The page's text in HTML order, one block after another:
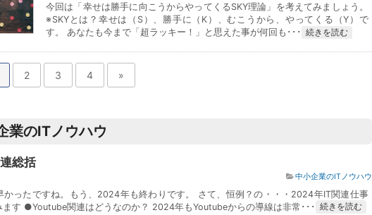
今回は「幸せは勝手に向こうからやってくるSKY理論」を考えてみましょう。
※SKYとは？幸せは（S）、勝手に（K）、むこうから、やってくる（Y）で
す。 あなたも今まで「超ラッキー！」と思えた事が何回も･･･
続きを読む
2 3 4 »
業のITノウハウ
総括
中小企業のITノウハウ
かったですね。もう、2024年も終わりです。 さて、恒例？の・・・2024年IT関連仕事
ます ●Youtube関連はどうなのか？ 2024年もYoutubeからの導線は非常･･･
続きを読む